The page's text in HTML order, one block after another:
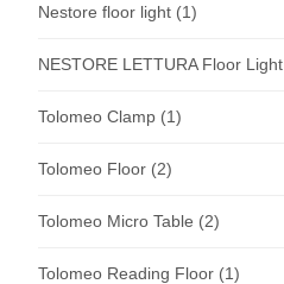
Nestore floor light (1)
NESTORE LETTURA Floor Light
Tolomeo Clamp (1)
Tolomeo Floor (2)
Tolomeo Micro Table (2)
Tolomeo Reading Floor (1)